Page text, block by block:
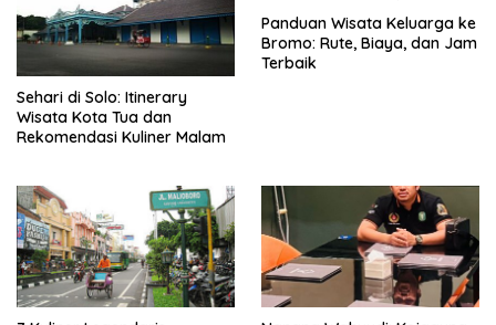
Sehari di Solo: Itinerary
Wisata Kota Tua dan
Rekomendasi Kuliner Malam
Panduan Wisata Keluarga ke
Bromo: Rute, Biaya, dan Jam
Terbaik